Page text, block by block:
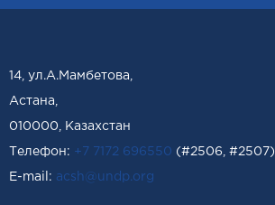
14, ул.А.Мамбетова,
Астана,
010000, Казахстан
Телефон: +7 7172 696550 (#2506, #2507)
Е-mail: acsh@undp.org